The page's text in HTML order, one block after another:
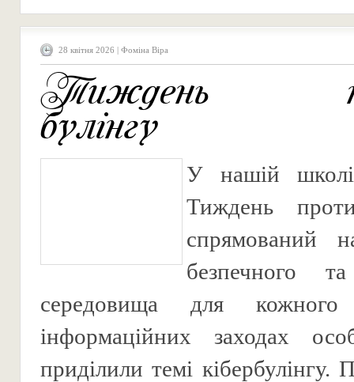
28 квітня 2026 | Фоміна Віра
Тиждень
булінгу
У нашій школі
Тиждень
спрямований
безпечного
середовища для
інформаційних заходах
приділили темі кібербулінгу.